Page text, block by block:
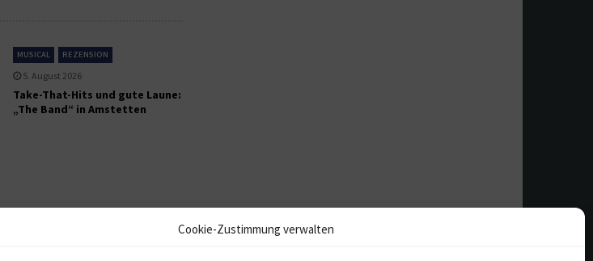
Cookie-Zustimmung verwalten
MUSICAL REZENSION
5. August 2026
Take-That-Hits und gute Laune:
„The Band“ in Amstetten